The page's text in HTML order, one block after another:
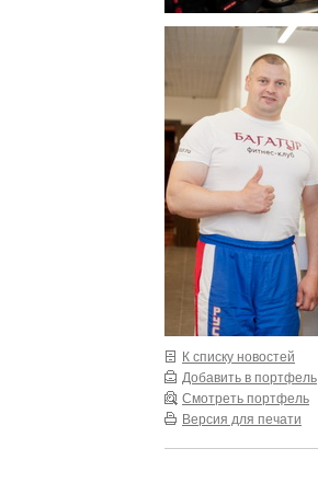
К списку новостей
Добавить в портфель
Смотреть портфель
Версия для печати